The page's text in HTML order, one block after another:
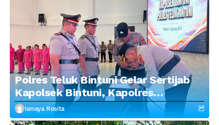
Polres Teluk Bintuni Gelar Sertijab
Kapolsek Bintuni, Kapolres
Tekankan Profesionalisme dan
Penguatan Sinergitas
Ismaya Rosita